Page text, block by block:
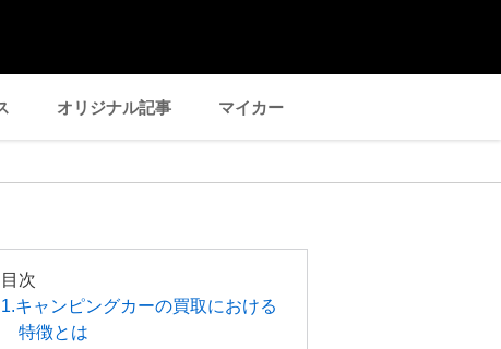
オリジナル記事 マイカー
目次
1.キャンピングカーの買取における
特徴とは